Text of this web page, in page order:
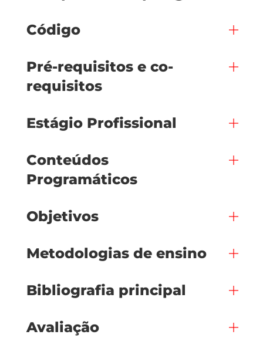
Código
Pré-requisitos e co-
requisitos
Estágio Profissional
Conteúdos
Programáticos
Objetivos
Metodologias de ensino
Bibliografia principal
Avaliação